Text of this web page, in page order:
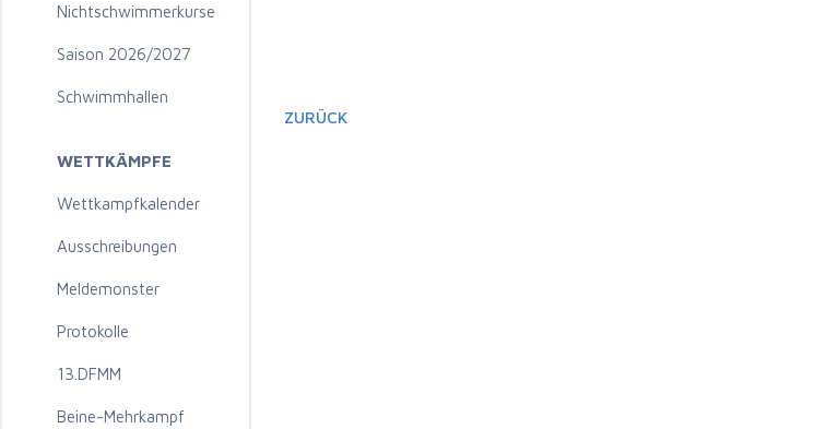
Nichtschwimmerkurse
Saison 2026/2027
Schwimmhallen
WETTKÄMPFE
Wettkampfkalender
Ausschreibungen
Meldemonster
Protokolle
13.DFMM
Beine-Mehrkampf
ZURÜCK